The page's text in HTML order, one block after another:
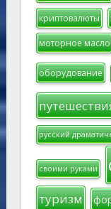
криптовалюты
моторное масло
оборудование
русский
своими руками
туризм